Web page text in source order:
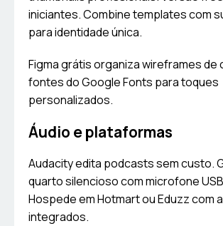
iniciantes. Combine templates com
para identidade única.
Figma grátis organiza wireframes de
fontes do Google Fonts para toques
personalizados.
Áudio e plataformas
Audacity edita podcasts sem custo.
quarto silencioso com microfone
Hospede em Hotmart ou Eduzz com
integrados.